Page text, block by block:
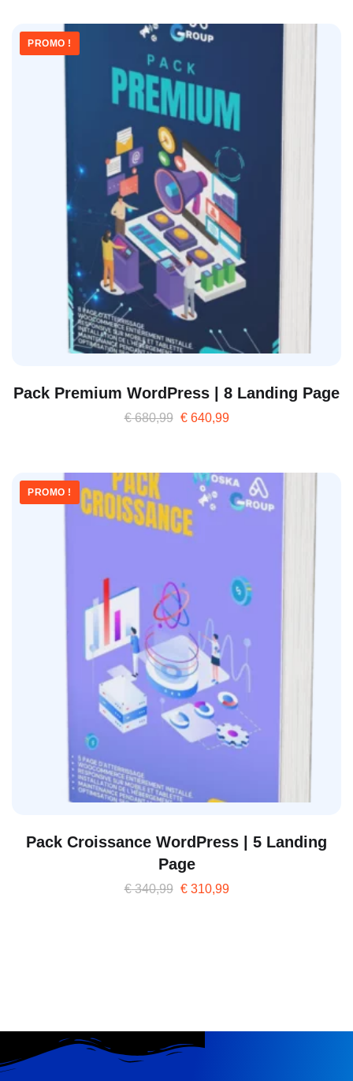
PROMO !
Pack Premium WordPress | 8 Landing Page
€680,99 €640,99
PROMO !
Pack Croissance WordPress | 5 Landing
Page
€340,99 €310,99